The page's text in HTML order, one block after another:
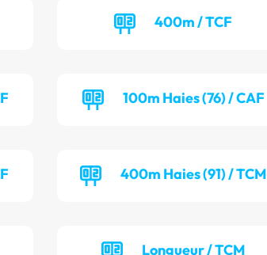
400m / TCF
100m Haies (76) / CAF
400m Haies (91) / TCM
Longueur / TCM